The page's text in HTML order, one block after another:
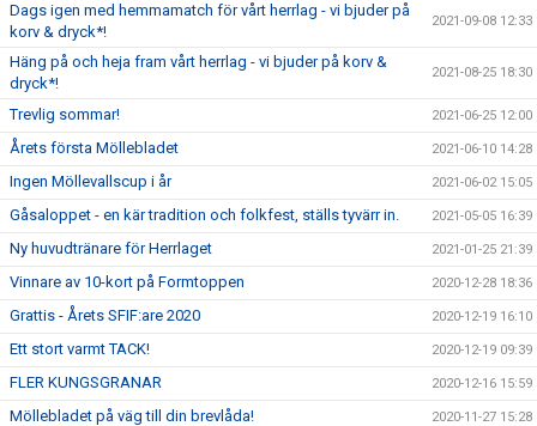
Dags igen med hemmamatch för vårt herrlag - vi bjuder på
korv & dryck*!
2021-09-08 12:33
Häng på och heja fram vårt herrlag - vi bjuder på korv &
dryck*!
2021-08-25 18:30
Trevlig sommar! 2021-06-25 12:00
Årets första Möllebladet 2021-06-10 14:28
Ingen Möllevallscup i år 2021-06-02 15:05
Gåsaloppet - en kär tradition och folkfest, ställs tyvärr in. 2021-05-05 16:39
Ny huvudtränare för Herrlaget 2021-01-25 21:39
Vinnare av 10-kort på Formtoppen 2020-12-28 18:36
Grattis - Årets SFIF:are 2020 2020-12-19 16:10
Ett stort varmt TACK! 2020-12-19 09:39
FLER KUNGSGRANAR 2020-12-16 15:59
Möllebladet på väg till din brevlåda! 2020-11-27 15:28